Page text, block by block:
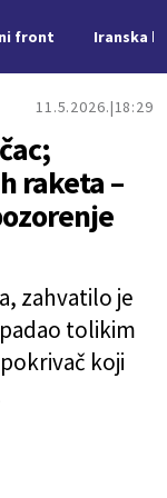
front Iranska
11.5.2026. 18:29
raketa –
zahvatilo je
tolikim
koji